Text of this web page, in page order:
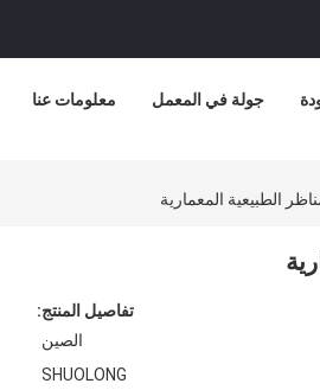
معلومات عنا جولة في المعمل
تفاصيل المنتج:
الصين
SHUOLONG